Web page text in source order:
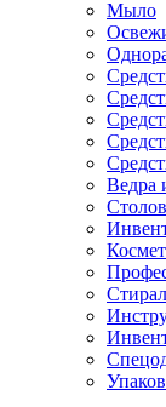
Мыло
Ведра